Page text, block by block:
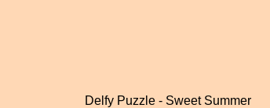
Delfy Puzzle - Sweet Summer